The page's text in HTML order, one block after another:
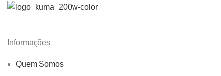
Informações
Quem Somos